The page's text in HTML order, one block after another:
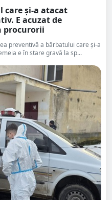
care și-a atacat
E acuzat de
procurorii
preventivă a bărbatului care și-a
e în stare gravă la sp...